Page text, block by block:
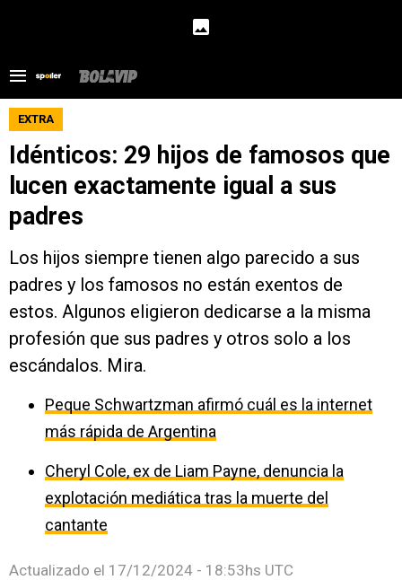
EXTRA
Idénticos: 29 hijos de famosos que
lucen exactamente igual a sus
padres
Los hijos siempre tienen algo parecido a sus
padres y los famosos no están exentos de
estos. Algunos eligieron dedicarse a la misma
profesión que sus padres y otros solo a los
escándalos. Mira.
Peque Schwartzman afirmó cuál es la internet
más rápida de Argentina
Cheryl Cole, ex de Liam Payne, denuncia la
explotación mediática tras la muerte del
cantante
Actualizado el 17/12/2024 - 18:53hs UTC